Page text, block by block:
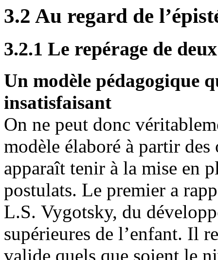
3.2 Au regard de
3.2.1 Le repérage de
Un modèle pédagogique
insatisfaisant
On ne peut donc
modèle élaboré à partir
apparaît tenir à la mise en
postulats. Le premier a
L.S. Vygotsky, du
supérieures de l’enfant. Il
valide quels que soient le